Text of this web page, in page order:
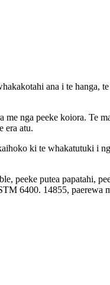
ana i te hanga,
nga peeke koiora. Te
era atu.
ki te whakatutuki i
peeke putea papatahi,
6400. 14855, paerewa